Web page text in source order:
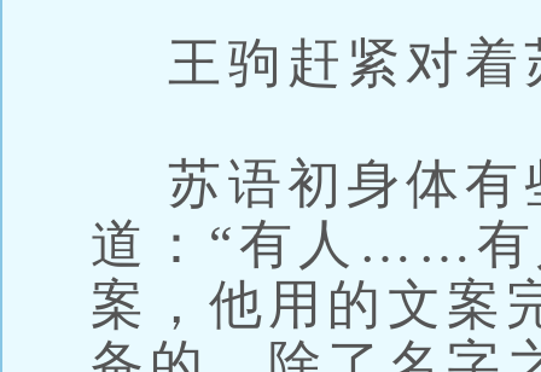
王驹赶紧对着
苏语初身体有
道：“有人……有
案，他用的文案